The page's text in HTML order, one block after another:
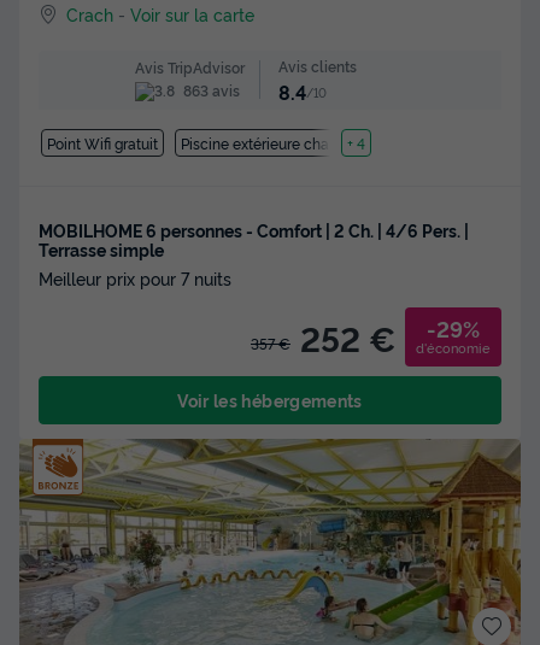
Crach -Voir sur la carte
Avis TripAdvisor
863 avis
Avis clients
8.4/10
Point Wifi gratuit Piscine extérieure chauffée
+ 4
MOBILHOME 6 personnes - Comfort | 2 Ch. | 4/6 Pers. |
Terrasse simple
Meilleur prix pour 7 nuits
357 € 252 € -29%
d'économie
Voir les hébergements